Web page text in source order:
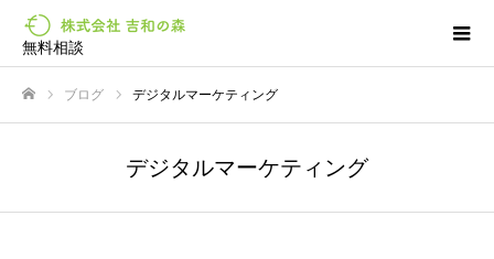
無料相談
ブログ デジタルマーケティング
デジタルマーケティング